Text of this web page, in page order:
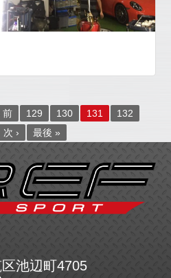
前 129 130 131
132
次 › 最後 »
池辺町4705